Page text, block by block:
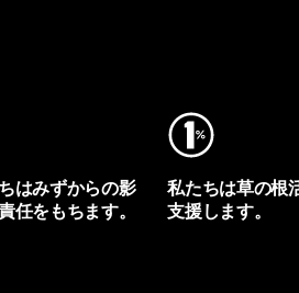
はみずからの影
任をもちます。
私たちは草の根
支援します。